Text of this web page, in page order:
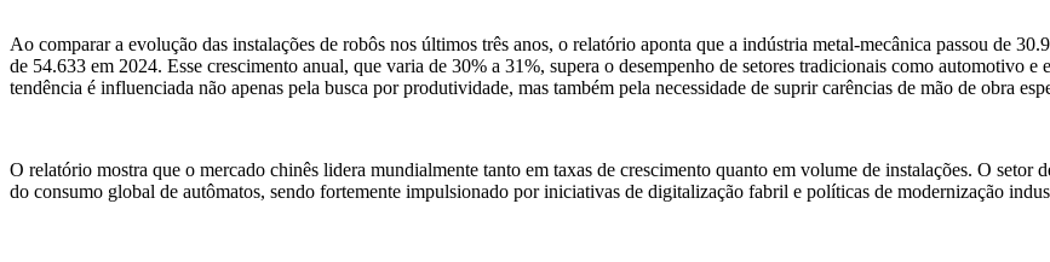
Ao comparar a evolução das instalações de robôs nos últimos três anos, o relatório aponta que a indústria metal-mecânica passou de
de 54.633 em 2024. Esse crescimento anual, que varia de 30% a 31%, supera o desempenho de setores tradicionais como automotivo
tendência é influenciada não apenas pela busca por produtividade, mas também pela necessidade de suprir carências de mão de obra
O relatório mostra que o mercado chinês lidera mundialmente tanto em taxas de crescimento quanto em volume de instalações. O setor
do consumo global de autômatos, sendo fortemente impulsionado por iniciativas de digitalização fabril e políticas de modernização